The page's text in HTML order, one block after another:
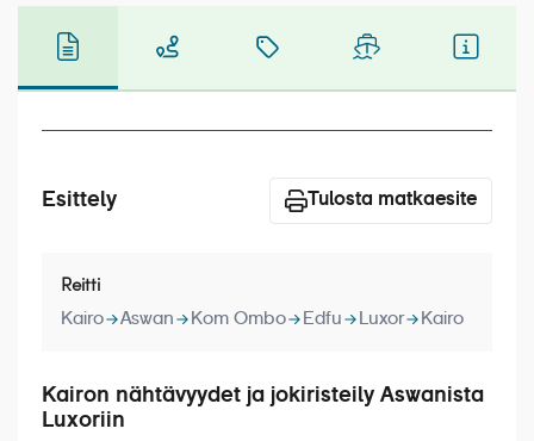
Matkatyypit
Matkakalenteri
Laivat
Hyvä tietää
Esittely Tulosta matkaesite
Reitti
Kairo Aswan Kom Ombo Edfu Luxor Kairo
Kairon nähtävyydet ja jokiristeily Aswanista
Luxoriin